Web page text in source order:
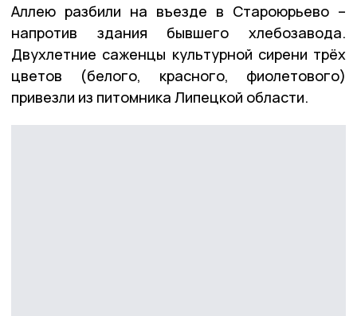
Аллею разбили на въезде в Староюрьево –
напротив здания бывшего хлебозавода.
Двухлетние саженцы культурной сирени трёх
цветов (белого, красного, фиолетового)
привезли из питомника Липецкой области.